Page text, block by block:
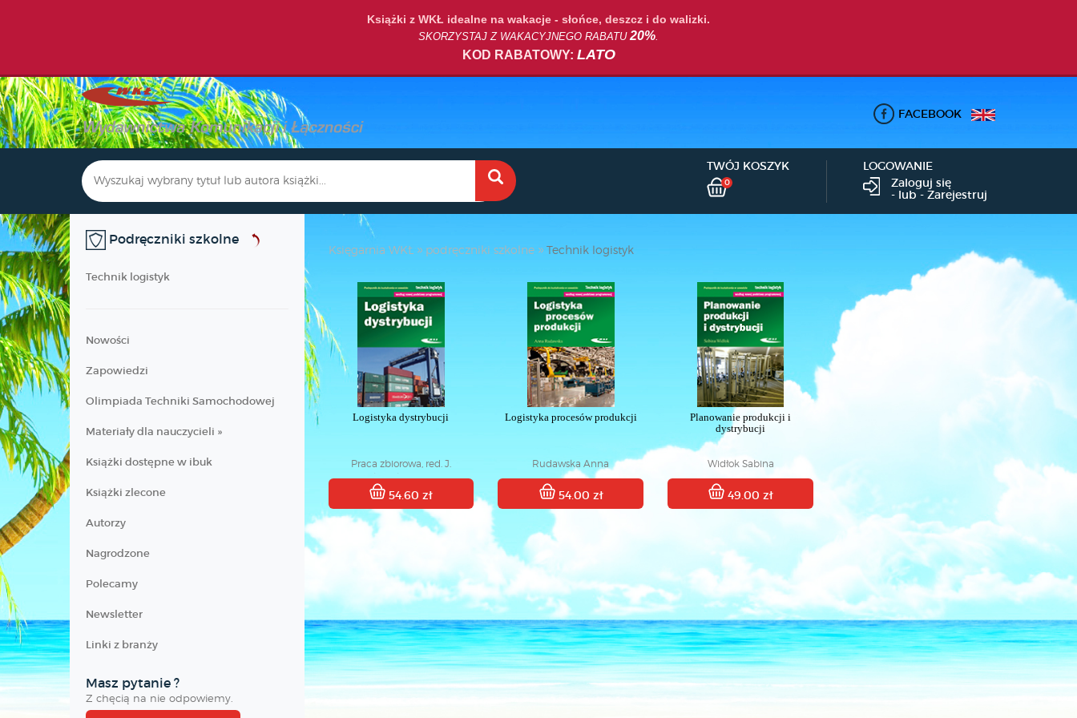
Książki z WKŁ idealne na wakacje - słońce, deszcz i do walizki.
SKORZYSTAJ Z WAKACYJNEGO RABATU20%.
KOD RABATOWY: LATO
FACEBOOK
TWÓJ KOSZYK
0
LOGOWANIE
Zaloguj się
- lub - Zarejestruj
Podręczniki szkolne
Technik logistyk
Nowości
Zapowiedzi
Olimpiada Techniki Samochodowej
Materiały dla nauczycieli »
Książki dostępne w ibuk
Książki zlecone
Autorzy
Nagrodzone
Polecamy
Newsletter
Linki z branży
Masz pytanie ?
Z chęcią na nie odpowiemy.
Księgarnia WKŁ podręczniki szkolne Technik logistyk
Logistyka dystrybucji
Praca zbiorowa, red. J.
Nowakowska-Grunt i M.
Starostka-Patyk
54.60 zł
Logistyka procesów produkcji
Rudawska Anna
54.00 zł
Planowanie produkcji i
dystrybucji
Widłok Sabina
49.00 zł